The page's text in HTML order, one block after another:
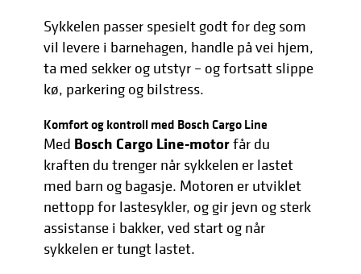
Sykkelen passer spesielt godt for deg som
vil levere i barnehagen, handle på vei hjem,
ta med sekker og utstyr – og fortsatt slippe
kø, parkering og bilstress.
Komfort og kontroll med Bosch Cargo Line
Med Bosch Cargo Line-motorfår du
kraften du trenger når sykkelen er lastet
med barn og bagasje. Motoren er utviklet
nettopp for lastesykler, og gir jevn og sterk
assistanse i bakker, ved start og når
sykkelen er tungt lastet.